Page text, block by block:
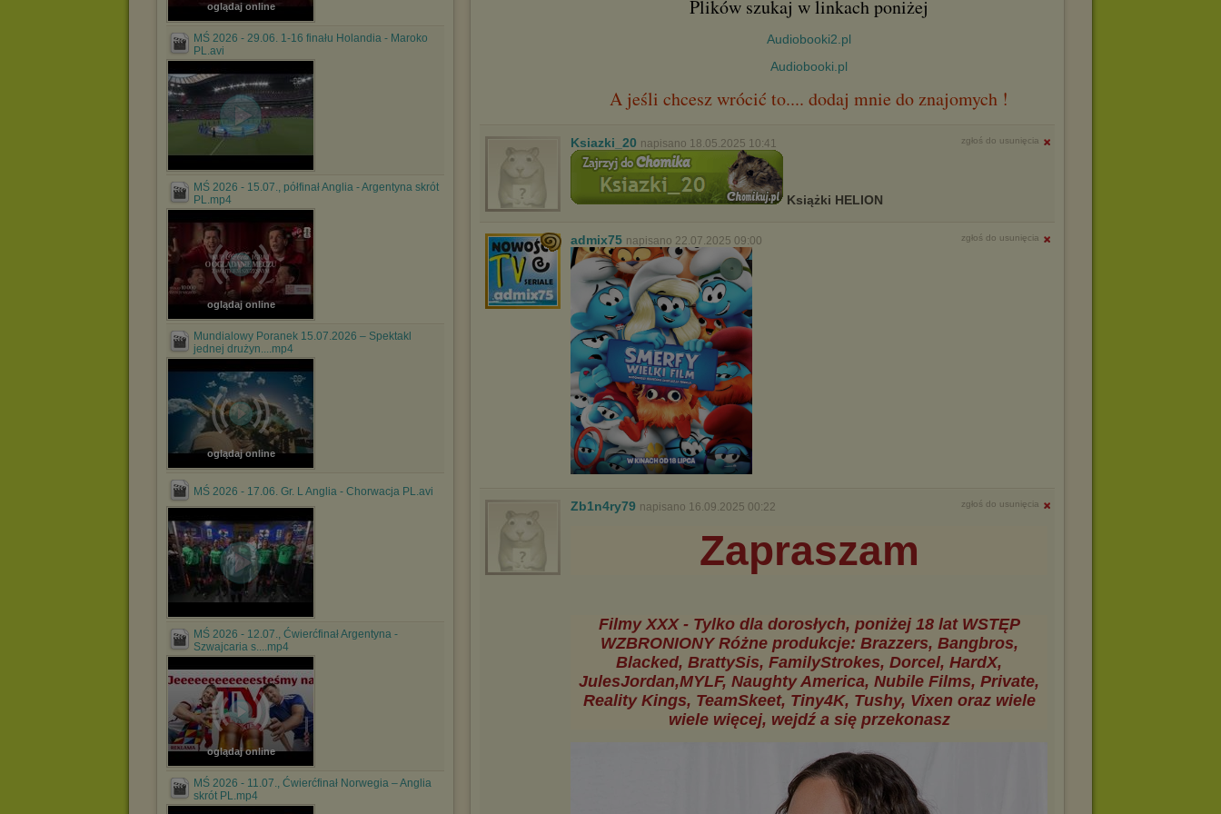
oglądaj online
MŚ 2026 - 29.06. 1-16 finału Holandia - Maroko
PL.avi
MŚ 2026 - 15.07., półfinał Anglia - Argentyna skrót
PL.mp4
oglądaj online
Mundialowy Poranek 15.07.2026 – Spektakl
jednej drużyn....mp4
oglądaj online
MŚ 2026 - 17.06. Gr. L Anglia - Chorwacja PL.avi
MŚ 2026 - 12.07., Ćwierćfinał Argentyna -
Szwajcaria s....mp4
oglądaj online
MŚ 2026 - 11.07., Ćwierćfinał Norwegia – Anglia
skrót PL.mp4
Plików szukaj w linkach poniżej
Audiobooki2.pl
Audiobooki.pl
A jeśli chcesz wrócić to.... dodaj mnie do znajomych !
Ksiazki_20 napisano 18.05.2025 10:41 zgłoś do usunięcia
Książki HELION
admix75 napisano 22.07.2025 09:00 zgłoś do usunięcia
Zb1n4ry79 napisano 16.09.2025 00:22 zgłoś do usunięcia
Zapraszam
Filmy XXX - Tylko dla dorosłych, poniżej 18 lat WSTĘP
WZBRONIONY Różne produkcje: Brazzers, Bangbros,
Blacked, BrattySis, FamilyStrokes, Dorcel, HardX,
JulesJordan,MYLF, Naughty America, Nubile Films, Private,
Reality Kings, TeamSkeet, Tiny4K, Tushy, Vixen oraz wiele
wiele więcej, wejdź a się przekonasz